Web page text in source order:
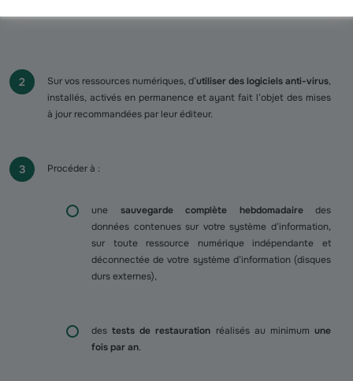
Sur vos ressources numériques, d’utiliser des logiciels anti-virus,
installés, activés en permanence et ayant fait l’objet des mises
à jour recommandées par leur éditeur.
Procéder à :
une sauvegarde complète hebdomadairedes
données contenues sur votre système d’information,
sur toute ressource numérique indépendante et
déconnectée de votre système d’information (disques
durs externes),
destests de restauration réalisés au minimumune
fois par an.